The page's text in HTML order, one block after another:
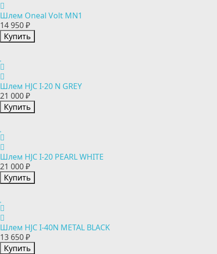
Шлем Oneal Volt MN1
14 950 ₽
Купить
Шлем HJC I-20 N GREY
21 000 ₽
Купить
Шлем HJC I-20 PEARL WHITE
21 000 ₽
Купить
Шлем HJC I-40N METAL BLACK
13 650 ₽
Купить